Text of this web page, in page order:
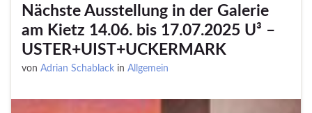
Nächste Ausstellung in der Galerie
am Kietz 14.06. bis 17.07.2025 U³ –
USTER+UIST+UCKERMARK
von Adrian Schablack in Allgemein